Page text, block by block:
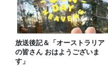
放送後記＆「オーストラリア
の皆さん おはようございま
す」